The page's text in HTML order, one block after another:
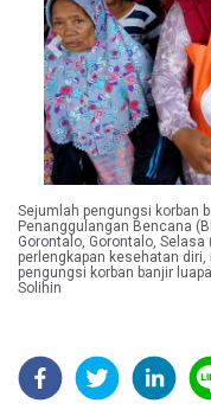
Previous
Sejumlah pengungsi korban
Penanggulangan Bencana
Gorontalo, Gorontalo,
perlengkapan kesehatan
pengungsi korban banjir
Solihin